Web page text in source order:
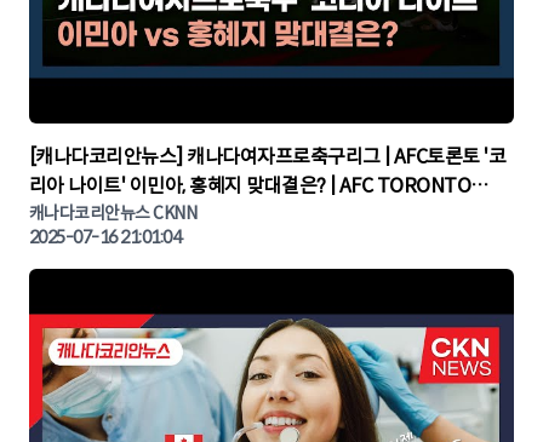
▶
[캐나다코리안뉴스] 캐나다여자프로축구리그 | AFC토론토 '코
리아 나이트' 이민아, 홍혜지 맞대결은? | AFC TORONTO
KOREA NIGHT | 캐나다뉴스 | 토론토뉴스
캐나다코리안뉴스 CKNN
2025-07-16 21:01:04